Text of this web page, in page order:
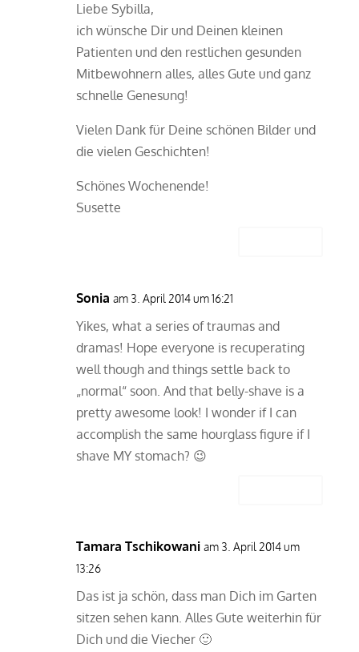
Liebe Sybilla,
ich wünsche Dir und Deinen kleinen
Patienten und den restlichen gesunden
Mitbewohnern alles, alles Gute und ganz
schnelle Genesung!
Vielen Dank für Deine schönen Bilder und
die vielen Geschichten!
Schönes Wochenende!
Susette
Sonia am 3. April 2014 um 16:21
Yikes, what a series of traumas and
dramas! Hope everyone is recuperating
well though and things settle back to
„normal“ soon. And that belly-shave is a
pretty awesome look! I wonder if I can
accomplish the same hourglass figure if I
shave MY stomach? 😉
Tamara Tschikowani am 3. April 2014 um
13:26
Das ist ja schön, dass man Dich im Garten
sitzen sehen kann. Alles Gute weiterhin für
Dich und die Viecher 🙂